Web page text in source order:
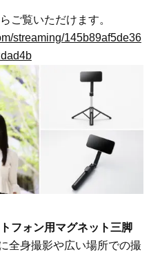
ご覧いただけます。
streaming/145b89af5de36
フォン用マグネット三脚
全身撮影や広い場所での撮